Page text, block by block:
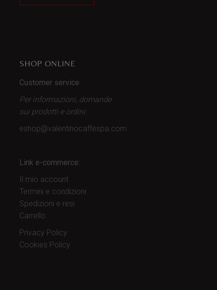
SHOP ONLINE
Customer service
Per informazioni, domande
sui prodotti e ordini:
eshop@valentinocaffespa.com
Link e-commerce:
Il mio account
Termini e condizioni
Spedizioni e resi
Carrello
Privacy Policy
Cookies Policy